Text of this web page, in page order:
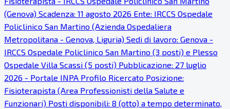
(Genova) Scadenza: 11 agosto 2026 Ente: IRCCS Ospedale
Policlinico San Martino (Azienda Ospedaliera
Metropolitana - Genova, Liguria) Sedi di lavoro: Genova -
IRCCS Ospedale Policlinico San Martino (3 posti) e Plesso
Ospedale Villa Scassi (5 posti) Pubblicazione: 27 luglio
2026 - Portale INPA Profilo Ricercato Posizione:
Fisioterapista (Area Professionisti della Salute e
Funzionari) Posti disponibili: 8 (otto) a tempo determinato,